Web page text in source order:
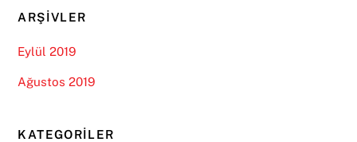
ARŞIVLER
Eylül 2019
Ağustos 2019
KATEGORILER